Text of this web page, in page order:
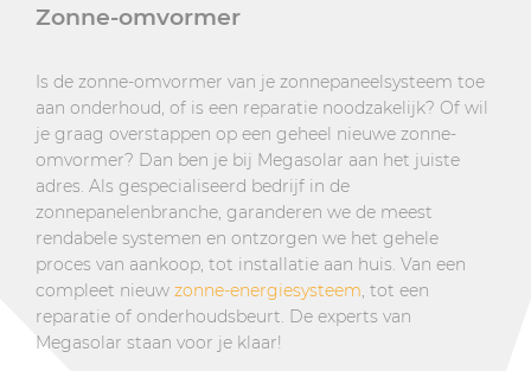
Zonne-omvormer
Is de zonne-omvormer van je zonnepaneelsysteem toe
aan onderhoud, of is een reparatie noodzakelijk? Of wil
je graag overstappen op een geheel nieuwe zonne-
omvormer? Dan ben je bij Megasolar aan het juiste
adres. Als gespecialiseerd bedrijf in de
zonnepanelenbranche, garanderen we de meest
rendabele systemen en ontzorgen we het gehele
proces van aankoop, tot installatie aan huis. Van een
compleet nieuw zonne-energiesysteem , tot een
reparatie of onderhoudsbeurt. De experts van
Megasolar staan voor je klaar!